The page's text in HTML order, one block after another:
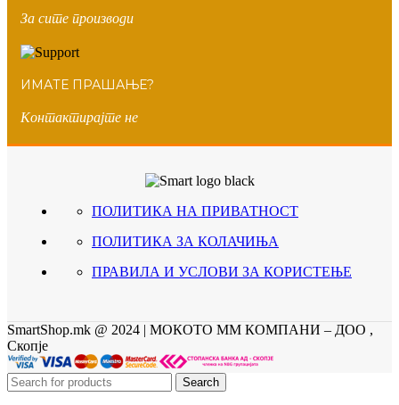
За сите производи
ИМАТЕ ПРАШАЊЕ?
Контактирајте не
ПОЛИТИКА НА ПРИВАТНОСТ
ПОЛИТИКА ЗА КОЛАЧИЊА
ПРАВИЛА И УСЛОВИ ЗА КОРИСТЕЊЕ
SmartShop.mk @ 2024 | МОКОТО ММ КОМПАНИ – ДОО ,
Скопје
Search